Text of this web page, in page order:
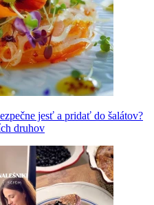
jesť a pridať do šalátov?
druhov